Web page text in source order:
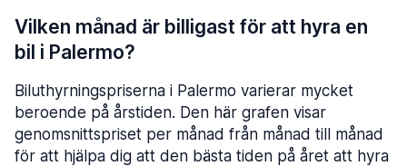
Vilken månad är billigast för att hyra en
bil i Palermo?
Biluthyrningspriserna i Palermo varierar mycket
beroende på årstiden. Den här grafen visar
genomsnittspriset per månad från månad till månad
för att hjälpa dig att den bästa tiden på året att hyra